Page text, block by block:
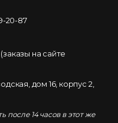
20-87
на сайте
дом 16, корпус 2,
после 14 часов в этот же